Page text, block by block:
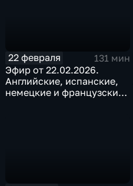
22 февраля
131 мин
Эфир от 22.02.2026.
Английские, испанские,
немецкие и французские